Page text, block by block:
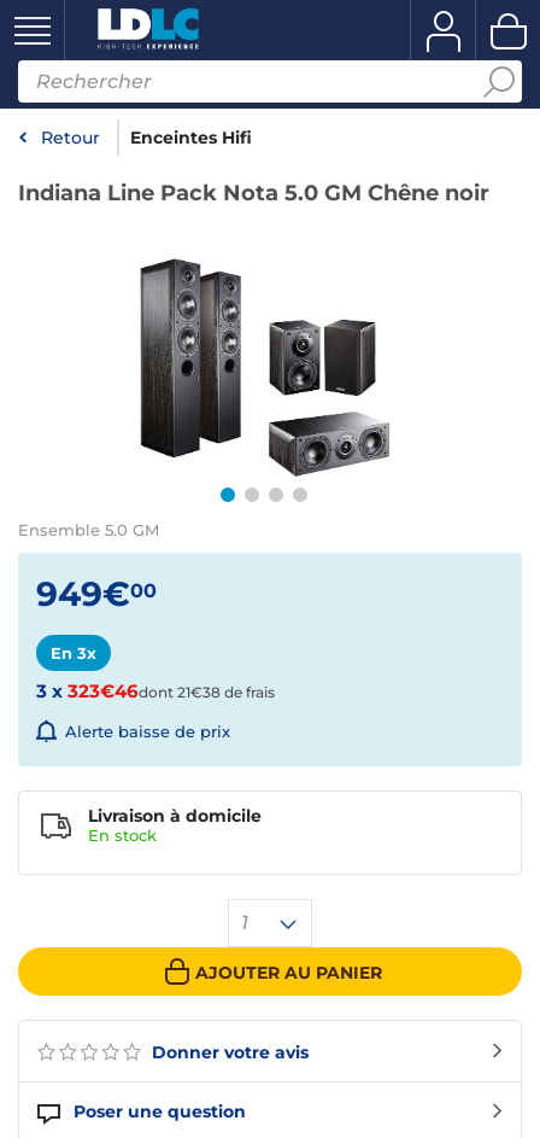
Retour Enceintes Hifi
Indiana Line Pack Nota 5.0 GM Chêne noir
Ensemble 5.0 GM
Donner votre avis
Poser une question
949€00
En 3x
3 x 323€46dont 21€38 de frais
Alerte baisse de prix
1
AJOUTER AU PANIER
Livraison à domicile
En stock